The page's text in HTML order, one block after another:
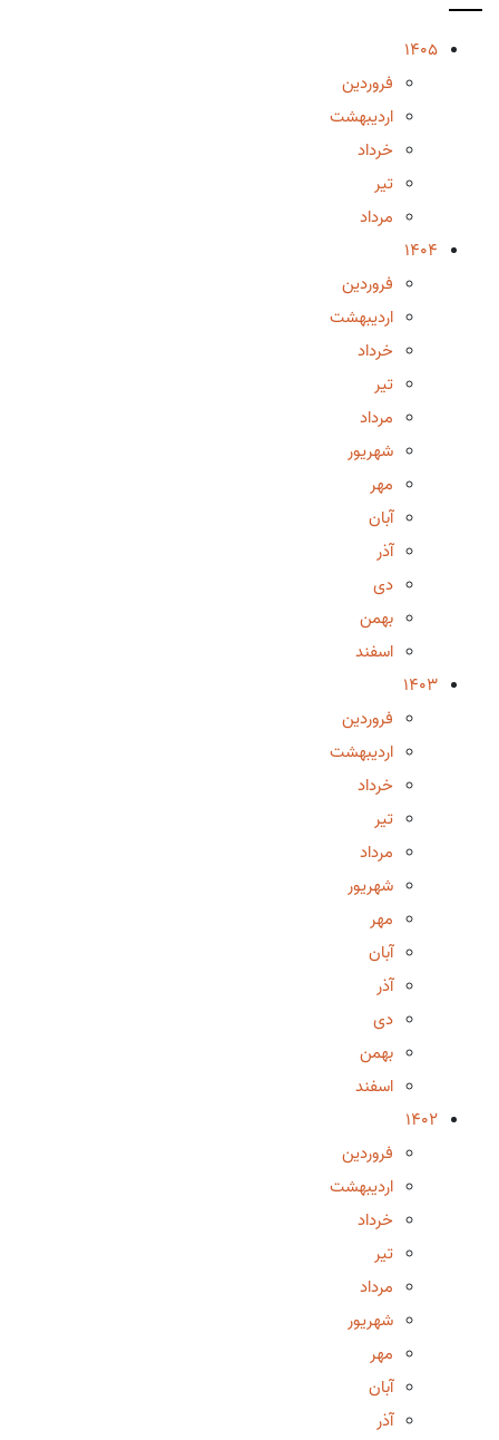
1405
فروردین
اردیبهشت
خرداد
تیر
مرداد
1404
فروردین
اردیبهشت
خرداد
تیر
مرداد
شهریور
مهر
آبان
آذر
دی
بهمن
اسفند
1403
فروردین
اردیبهشت
خرداد
تیر
مرداد
شهریور
مهر
آبان
آذر
دی
بهمن
اسفند
1402
فروردین
اردیبهشت
خرداد
تیر
مرداد
شهریور
مهر
آبان
آذر